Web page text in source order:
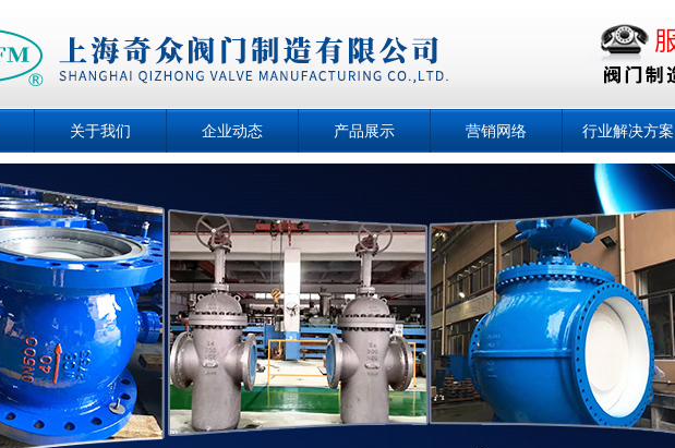
关于我们 企业动态 产品展示 营销网络 行业解决方案